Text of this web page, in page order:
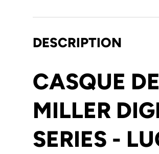
DESCRIPTION
CASQUE
MILLER
SERIES -